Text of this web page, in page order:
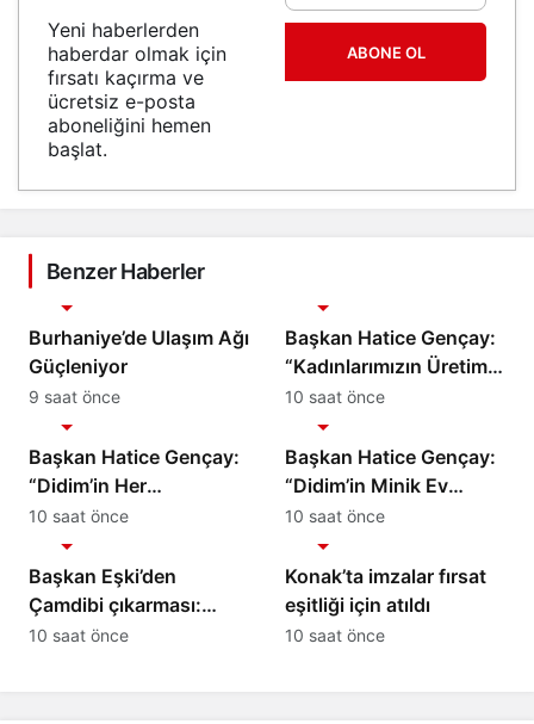
Yeni haberlerden
haberdar olmak için
fırsatı kaçırma ve
ücretsiz e-posta
aboneliğini hemen
başlat.
ABONE OL
Benzer Haberler
Burhaniye’de Ulaşım Ağı
Güçleniyor
9 saat önce
Başkan Hatice Gençay:
“Kadınlarımızın Üretim
Gücünü Destekliyoruz”
10 saat önce
Başkan Hatice Gençay:
“Didim’in Her
Noktasında Gece
Gündüz Sahadayız”
Gündem
10 saat önce
Başkan Hatice Gençay:
“Didim’in Minik Ev
Sahiplerine Sahip
Çıkmaya Devam
Edeceğiz”
Gündem
10 saat önce
Başkan Eşki’den
Çamdibi çıkarması:
“Halkımızın içinde,
Gündem
10 saat önce
Konak’ta imzalar fırsat
eşitliği için atıldı
Gündem
10 saat önce